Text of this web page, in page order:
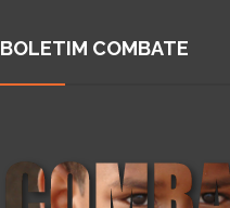
BOLETIM COMBATE